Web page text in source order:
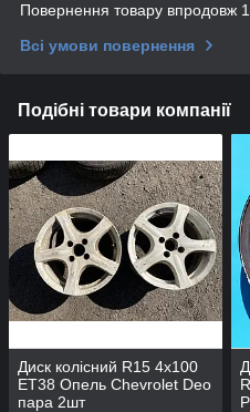
Повернення товару впродовж
Всі умови повернення
Подібні товари компанії
Диск колісний R15 4x100
ET38 Опель Chevrolet Deo
пара 2шт